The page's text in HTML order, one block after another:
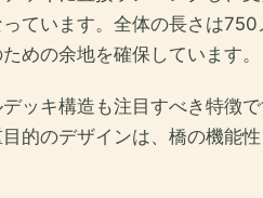
ています。全体の長さは
めの余地を確保しています。
ッキ構造も注目すべき特徴
的のデザインは、橋の機能